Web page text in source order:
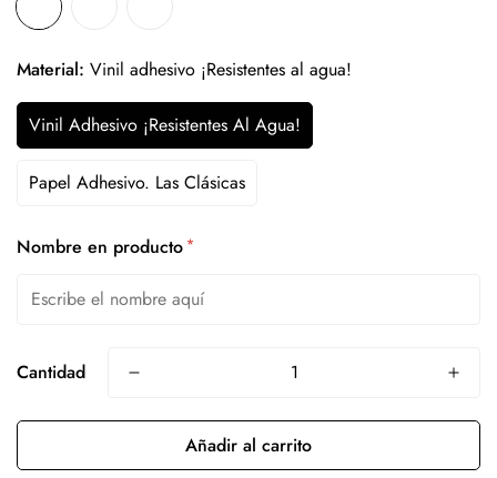
Material: Vinil adhesivo ¡Resistentes al agua!
Vinil Adhesivo ¡Resistentes Al Agua!
Papel Adhesivo. Las Clásicas
Nombre en producto *
Cantidad
Añadir al carrito